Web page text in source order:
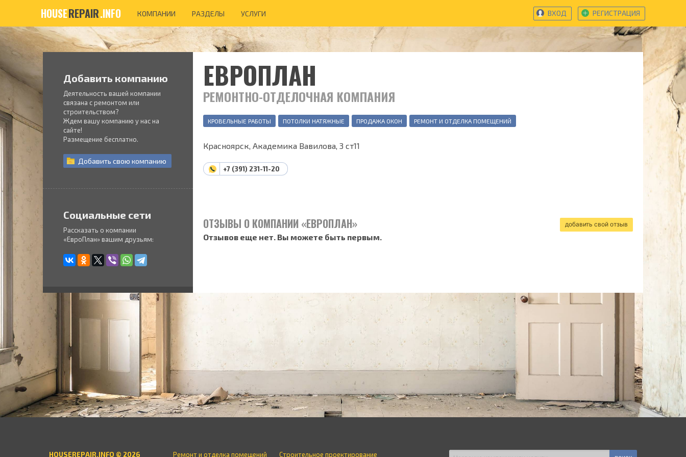
HOUSEREPAIR.INFO КОМПАНИИ РАЗДЕЛЫ УСЛУГИ ВХОД РЕГИСТРАЦИЯ
Добавить компанию
Деятельность вашей компании
связана с ремонтом или
строительством?
Ждем вашу компанию у нас на
сайте!
Размещение бесплатно.
Добавить свою компанию
Социальные сети
Рассказать о компании
«ЕвроПлан» вашим друзьям:
ЕВРОПЛАН
РЕМОНТНО-ОТДЕЛОЧНАЯ КОМПАНИЯ
КРОВЕЛЬНЫЕ РАБОТЫ ПОТОЛКИ НАТЯЖНЫЕ ПРОДАЖА ОКОН РЕМОНТ И ОТДЕЛКА ПОМЕЩЕНИЙ
Красноярск, Академика Вавилова, 3 ст11
+7 (391) 231-11-20
ОТЗЫВЫ О КОМПАНИИ «ЕВРОПЛАН» добавить свой отзыв
Отзывов еще нет. Вы можете быть первым.
HOUSEREPAIR.INFO © 2026 Ремонт и отделка помещений Строительное проектирование